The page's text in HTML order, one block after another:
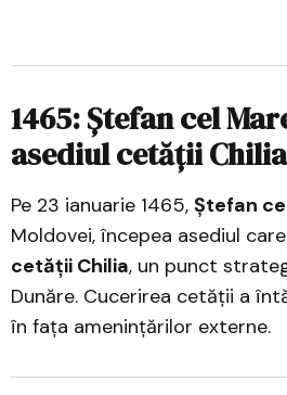
1465: Ștefan cel
asediul cetății Chilia
Pe 23 ianuarie 1465, Ștefan
Moldovei, începea asediul
cetății Chilia, un punct
Dunăre. Cucerirea cetății a
în fața amenințărilor externe.